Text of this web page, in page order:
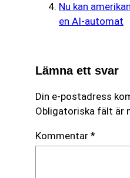
Nu kan
en AI-automat
Lämna ett svar
Din e-postadress
Obligatoriska fält är
Kommentar *